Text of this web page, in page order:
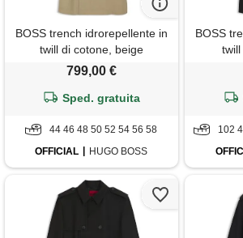
BOSS trench idrorepellente in
twill di cotone, beige
799,00 €
Sped. gratuita
44 46 48 50 52 54 56 58
OFFICIAL
HUGO BOSS
BOSS
102